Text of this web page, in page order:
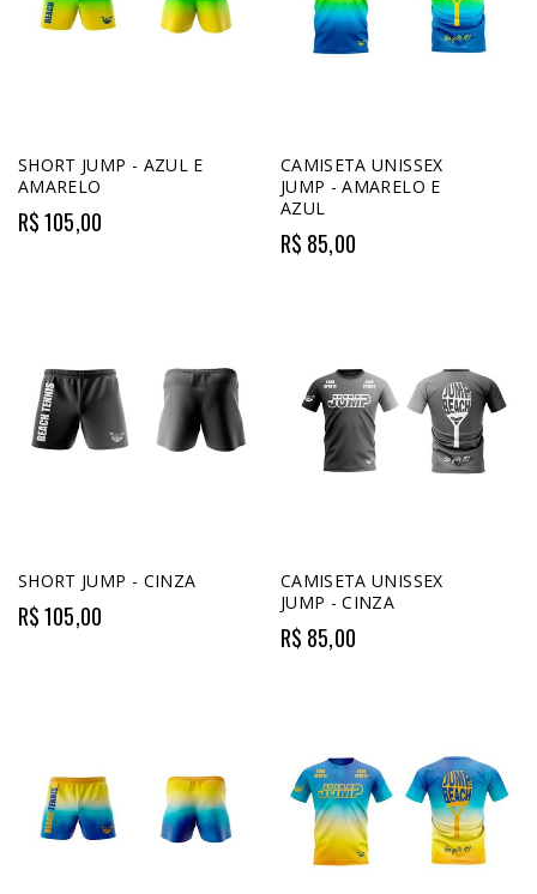
SHORT JUMP - AZUL E
AMARELO
R$ 105,00
CAMISETA UNISSEX
JUMP - AMARELO E
AZUL
R$ 85,00
SHORT JUMP - CINZA
R$ 105,00
CAMISETA UNISSEX
JUMP - CINZA
R$ 85,00